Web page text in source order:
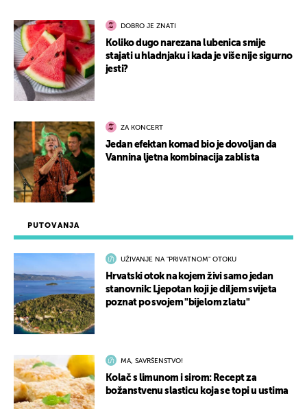
PUTOVANJA
UŽIVANJE NA "PRIVATNOM" OTOKU
Hrvatski otok na kojem živi samo jedan
stanovnik: Ljepotan koji je diljem svijeta
poznat po svojem "bijelom zlatu"
MA, SAVRŠENSTVO!
Kolač s limunom i sirom: Recept za
božanstvenu slasticu koja se topi u ustima
DOBRO JE ZNATI
Koliko dugo narezana lubenica smije
stajati u hladnjaku i kada je više nije sigurno
jesti?
ZA KONCERT
Jedan efektan komad bio je dovoljan da
Vannina ljetna kombinacija zablista